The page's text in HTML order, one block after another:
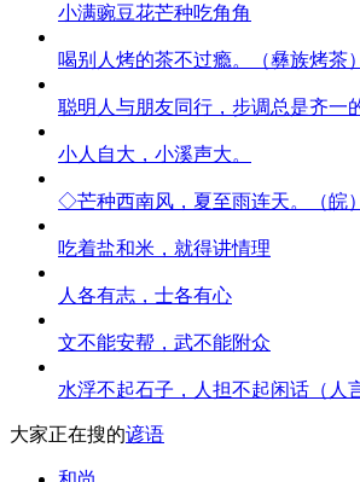
小满豌豆花芒种吃角角
喝别人烤的茶不过瘾。（彝族烤茶）
聪明人与朋友同行，步调总是齐一
小人自大，小溪声大。
◇芒种西南风，夏至雨连天。（皖）
吃着盐和米，就得讲情理
人各有志，士各有心
文不能安帮，武不能附众
水浮不起石子，人担不起闲话（人
大家正在搜的谚语